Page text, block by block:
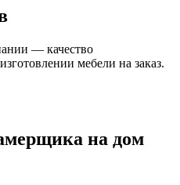
— качество
мебели на заказ.
на дом